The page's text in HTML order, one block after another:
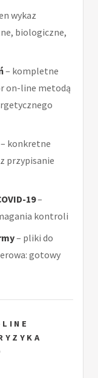
wykaz
biologiczne,
– kompletne
on-line metodą
– konkretne
przypisanie
19–
kontroli
– pliki do
gotowy